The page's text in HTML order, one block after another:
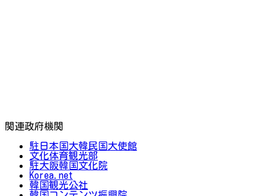
関連政府機関
駐日本国大韓民国大使館
文化体育観光部
駐大阪韓国文化院
Korea.net
韓国観光公社